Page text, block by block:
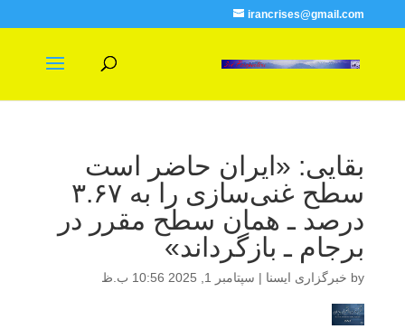
irancrises@gmail.com
بقایی: «ایران حاضر است
سطح غنی‌سازی را به ۳.۶۷
درصد ـ همان سطح مقرر در
برجام ـ بازگرداند»
by خبرگزاری ایسنا | سپتامبر 1, 2025 10:56 ب.ظ